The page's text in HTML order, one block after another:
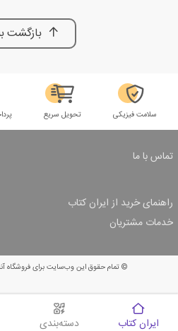
بازگشت
سلامت فیزیکی تحویل سریع
تماس با ما
راهنمای خرید از ایران کتاب
ثبت سفارش
شرایط ارسال سفارش
شیوه پرداخت
تخفیف‌های خرید
خدمات مشتریان
© تمام حقوق این وب‌سایت برای فروشگاه
ایران کتاب دسته‌بندی